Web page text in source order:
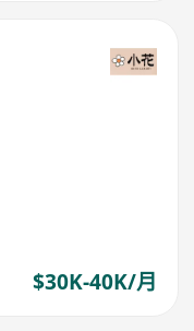
$30K-40K/月